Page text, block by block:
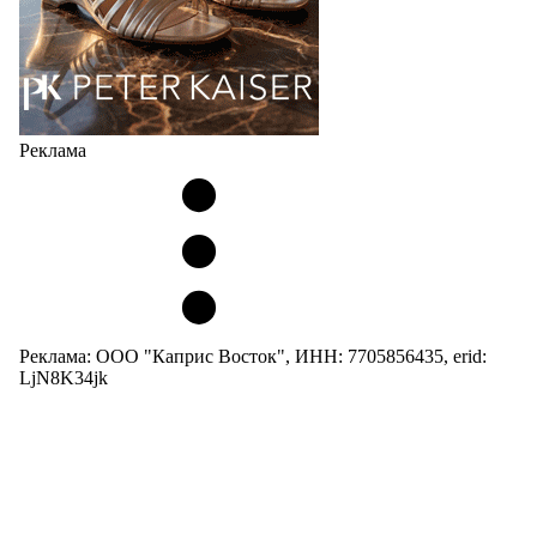
Реклама
Реклама: ООО "Каприс Восток", ИНН: 7705856435, erid:
LjN8K34jk